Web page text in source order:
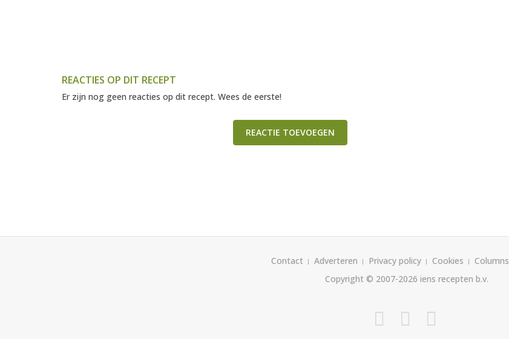
REACTIES OP DIT RECEPT
Er zijn nog geen reacties op dit recept. Wees de eerste!
REACTIE TOEVOEGEN
Contact Adverteren Privacy policy Cookies Columns
Copyright © 2007-2026 iens recepten b.v.